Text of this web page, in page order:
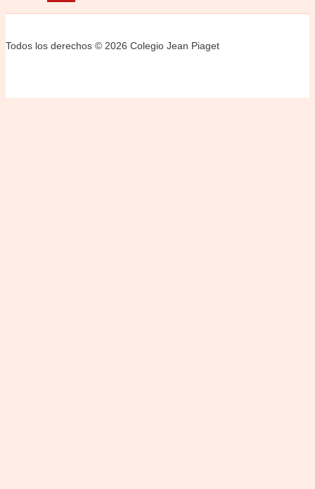
Todos los derechos © 2026 Colegio Jean Piaget